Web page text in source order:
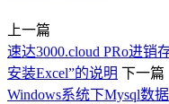
上一篇
速达3000.cloud PRo进销
安装Excel”的说明 下一篇
Windows系统下Mysql数